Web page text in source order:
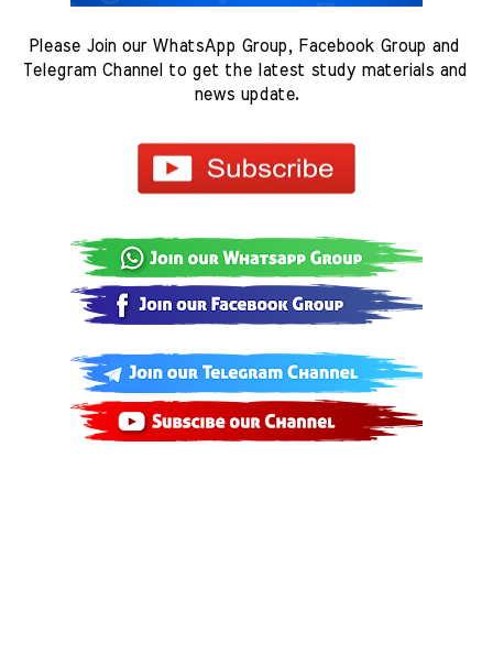
Please Join our WhatsApp Group, Facebook Group and
Telegram Channel to get the latest study materials and
news update.